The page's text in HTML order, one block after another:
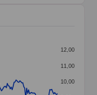
10,00
11,00
12,00